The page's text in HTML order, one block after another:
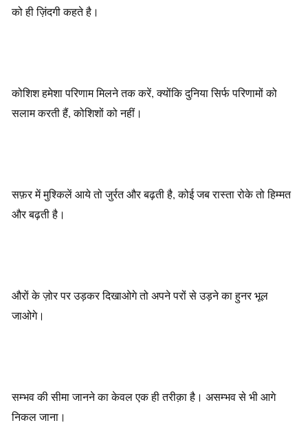
को ही ज़िंदगी कहते है।
कोशिश हमेशा परिणाम मिलने तक करें, क्योंकि दुनिया सिर्फ परिणामों को
सलाम करती हैं, कोशिशों को नहीं।
सफ़र में मुश्किलें आये तो जुर्रत और बढ़ती है, कोई जब रास्ता रोके तो हिम्मत
और बढ़ती है।
औरों के ज़ोर पर उड़कर दिखाओगे तो अपने परों से उड़ने का हुनर भूल
जाओगे।
सम्भव की सीमा जानने का केवल एक ही तरीक़ा है। असम्भव से भी आगे
निकल जाना।